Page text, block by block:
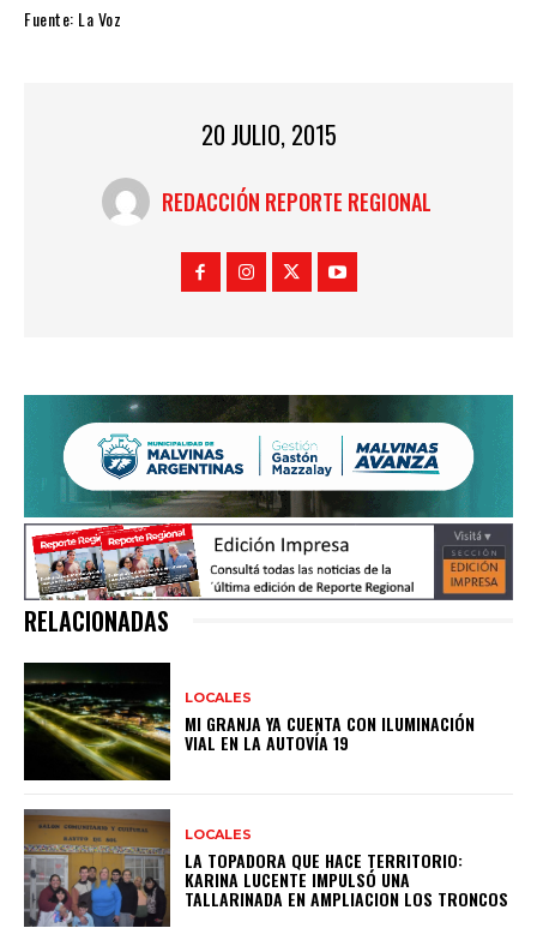
Fuente: La Voz
20 JULIO, 2015
REDACCIÓN REPORTE REGIONAL
RELACIONADAS
LOCALES
MI GRANJA YA CUENTA CON ILUMINACIÓN
VIAL EN LA AUTOVÍA 19
LOCALES
LA TOPADORA QUE HACE TERRITORIO:
KARINA LUCENTE IMPULSÓ UNA
TALLARINADA EN AMPLIACION LOS TRONCOS